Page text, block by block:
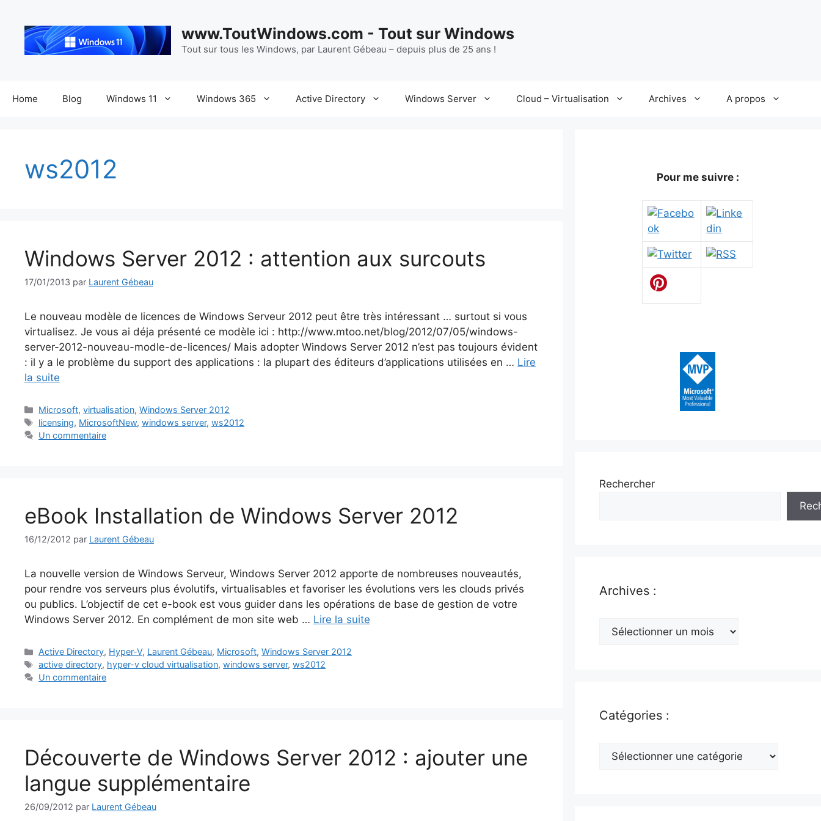
contenu
www.ToutWindows.com - Tout sur Windows
Tout sur tous les Windows, par Laurent Gébeau – depuis plus de 25 ans !
Home Blog Windows 11 Windows 365 Active Directory Windows Server Cloud – Virtualisation Archives A propos
ws2012
Windows Server 2012 : attention aux surcouts
17/01/2013 par Laurent Gébeau
Le nouveau modèle de licences de Windows Serveur 2012 peut être très intéressant … surtout si vous
virtualisez. Je vous ai déja présenté ce modèle ici : http://www.mtoo.net/blog/2012/07/05/windows-
server-2012-nouveau-modle-de-licences/ Mais adopter Windows Server 2012 n’est pas toujours évident
: il y a le problème du support des applications : la plupart des éditeurs d’applications utilisées en … Lire
la suite
Catégories
Microsoft,virtualisation,Windows Server 2012
Étiquettes
licensing, MicrosoftNew,windows server,ws2012
Un commentaire
eBook Installation de Windows Server 2012
16/12/2012 par Laurent Gébeau
La nouvelle version de Windows Serveur, Windows Server 2012 apporte de nombreuses nouveautés,
pour rendre vos serveurs plus évolutifs, virtualisables et favoriser les évolutions vers les clouds privés
ou publics. L’objectif de cet e-book est vous guider dans les opérations de base de gestion de votre
Windows Server 2012. En complément de mon site web … Lire la suite
Catégories
Active Directory, Hyper-V, Laurent Gébeau, Microsoft,Windows Server 2012
Étiquettes
active directory, hyper-v cloud virtualisation,windows server,ws2012
Un commentaire
Découverte de Windows Server 2012 : ajouter une
langue supplémentaire
26/09/2012 par Laurent Gébeau
Pour me suivre :
Rechercher
Archives :
Archives
Catégories :
Catégories